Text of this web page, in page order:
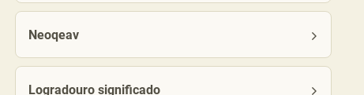
Neoqeav
Logradouro significado